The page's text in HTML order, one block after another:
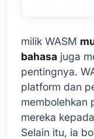
milik WASM
bahasa juga
pentingnya.
platform dan
membolehkan
mereka
Selain itu, ia